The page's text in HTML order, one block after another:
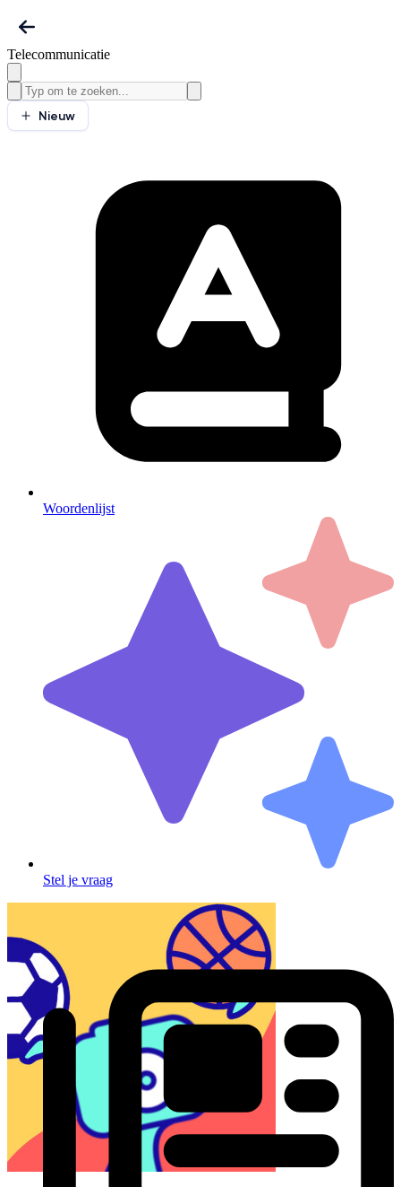
Telecommunicatie
Nieuw
Woordenlijst
Stel je vraag